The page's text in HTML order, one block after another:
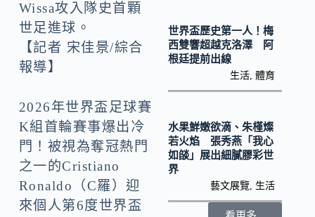
Wissa攻入隊史首顆
世足進球。
【記者 宋佳景/綜合
報導】
2026年世界盃足球賽
K組首輪賽事爆出冷
門！被視為奪冠熱門
之一的Cristiano
Ronaldo（C羅）迎
來個人第6度世界盃
世界盃歷史第一人！梅
西雙響超越克洛澤 阿
根廷提前出線
生活 ,體育
水果鮮嫩欲滴、朱槿燦
若火焰 張秀燕「我心
如燄」展出細膩膠彩世
界
藝文展覽 生活